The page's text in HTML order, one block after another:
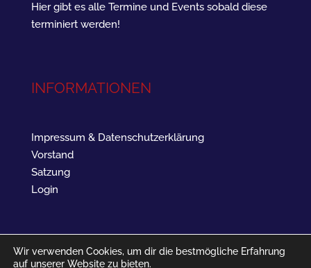
Hier gibt es alle Termine und Events sobald diese
terminiert werden!
INFORMATIONEN
Impressum & Datenschutzerklärung
Vorstand
Satzung
Login
Wir verwenden Cookies, um dir die bestmögliche Erfahrung
auf unserer Website zu bieten.